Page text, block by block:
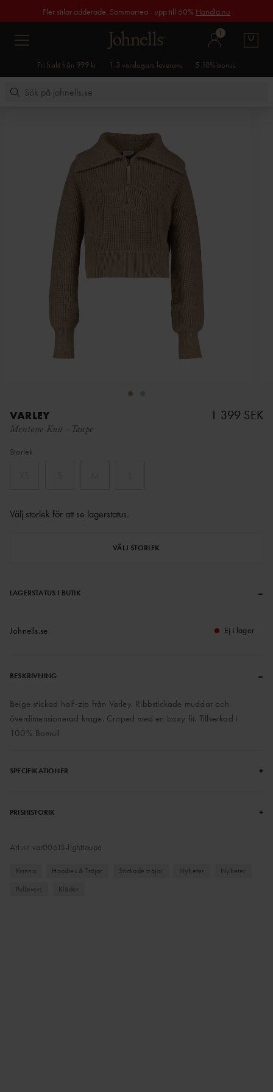
Fler stilar adderade. Sommarrea - upp till 60% Handla nu
1
Fri frakt från 999 kr 1-3 vardagars leverans 5-10% bonus
VARLEY
Mentone Knit - Taupe
1 399 SEK
Storlek
Välj storlek för att se lagerstatus.
VÄLJ STORLEK
LAGERSTATUS I BUTIK –
Johnells.se Ej i lager
BESKRIVNING –
Beige stickad half-zip från Varley. Ribbstickade muddar och
överdimensionerad krage. Croped med en boxy fit. Tillverkad i
100% Bomull
SPECIFIKATIONER +
PRISHISTORIK +
Art.nr. var00615-lighttaupe
Kvinna Hoodies & Tröjor Stickade tröjor Nyheter
Nyheter
Pullovers
Kläder